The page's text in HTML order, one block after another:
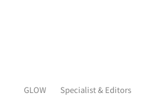
GLOW Specialist & Editors